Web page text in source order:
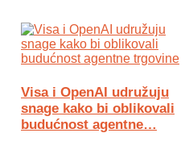
Visa i OpenAI udružuju
snage kako bi oblikovali
budućnost agentne…